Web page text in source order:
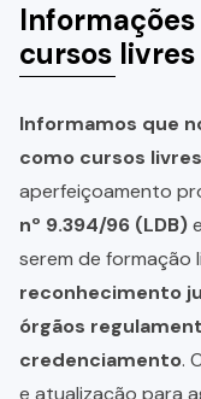
cursos livres
Informamos que
como cursos livres
aperfeiçoamento
nº 9.394/96 (LDB)
serem de formação
reconhecimento
órgãos
credenciamento.